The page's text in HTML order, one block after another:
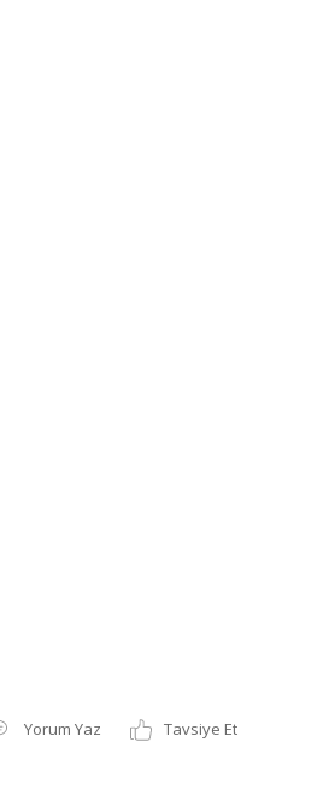
Yorum Yaz
Tavsiye Et